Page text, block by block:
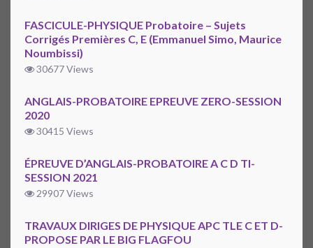
FASCICULE-PHYSIQUE Probatoire – Sujets
Corrigés Premières C, E (Emmanuel Simo, Maurice
Noumbissi)
30677 Views
ANGLAIS-PROBATOIRE EPREUVE ZERO-SESSION
2020
30415 Views
ÉPREUVE D’ANGLAIS-PROBATOIRE A C D TI-
SESSION 2021
29907 Views
TRAVAUX DIRIGES DE PHYSIQUE APC TLE C ET D-
PROPOSE PAR LE BIG FLAGFOU